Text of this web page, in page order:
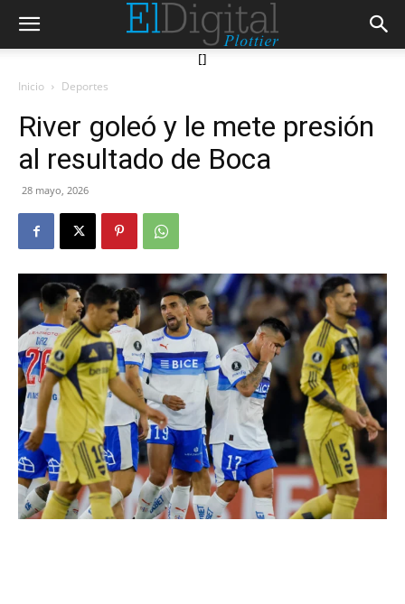
[]
Inicio Deportes
River goleó y le mete presión
al resultado de Boca
28 mayo, 2026